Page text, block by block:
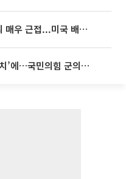
이란 “호르무즈 새 항로 합의 매우 근접...미국 배상 먼저”
우성빈 기장군수 ‘유튜브 정치’에…국민의힘 군의원들 집단 반발